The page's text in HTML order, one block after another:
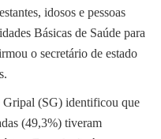
idosos e pessoas
Básicas de Saúde para
o secretário de estado
(SG) identificou que
(49,3%) tiveram